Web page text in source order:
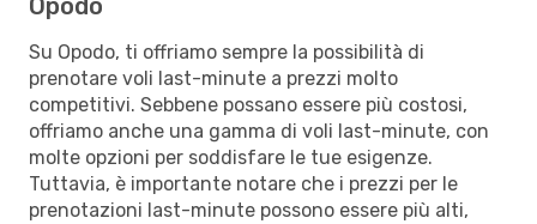
Opodo
Su Opodo, ti offriamo sempre la possibilità di
prenotare voli last-minute a prezzi molto
competitivi. Sebbene possano essere più costosi,
offriamo anche una gamma di voli last-minute, con
molte opzioni per soddisfare le tue esigenze.
Tuttavia, è importante notare che i prezzi per le
prenotazioni last-minute possono essere più alti,